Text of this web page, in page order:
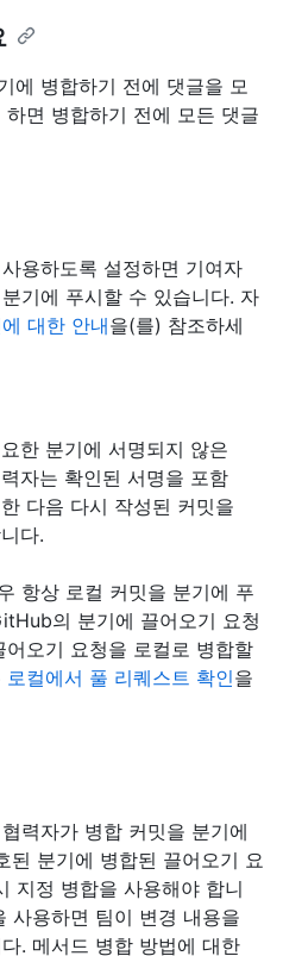
에 병합하기 전에 댓글을 모
면 병합하기 전에 모든 댓글
용하도록 설정하면 기여자
기에 푸시할 수 있습니다. 자
대한 안내을(를) 참조하세
한 분기에 서명되지 않은
자는 확인된 서명을 포함
다음 다시 작성된 커밋을
다.
항상 로컬 커밋을 분기에 푸
의 분기에 끌어오기 요청
오기 요청을 로컬로 병합할
로컬에서 풀 리퀘스트 확인을
력자가 병합 커밋을 분기에
된 분기에 병합된 끌어오기 요
지정 병합을 사용해야 합니
사용하면 팀이 변경 내용을
. 메서드 병합 방법에 대한